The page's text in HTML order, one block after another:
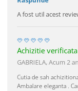
A fost util acest
Achizitie verificata
GABRIELA,Acum 2
Cutia de sah
Ambalare eleganta .